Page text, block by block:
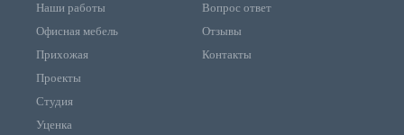
Наши работы
Офисная мебель
Прихожая
Проекты
Студия
Уценка
Вопрос ответ
Отзывы
Контакты